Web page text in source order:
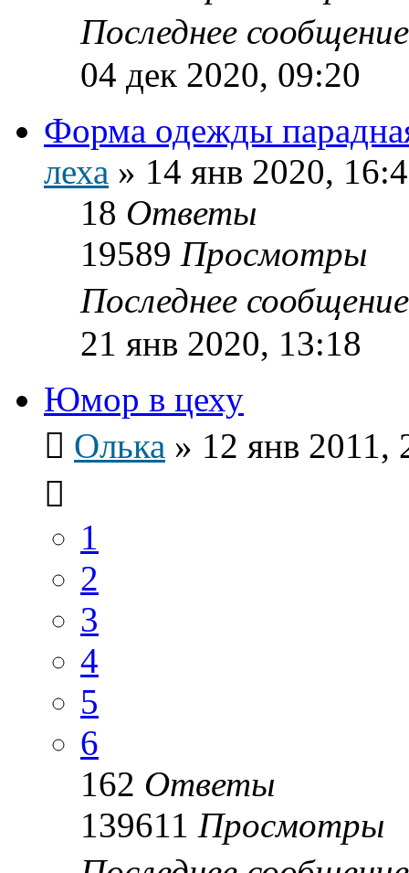
Последнее
04 дек 2020, 09:20
Форма одежды
леха » 14 янв 2020,
18 Ответы
19589 Просмотры
Последнее
21 янв 2020, 13:18
Юмор в цеху
Олька » 12 янв 2011,
1
2
3
4
5
6
162 Ответы
139611 Просмотры